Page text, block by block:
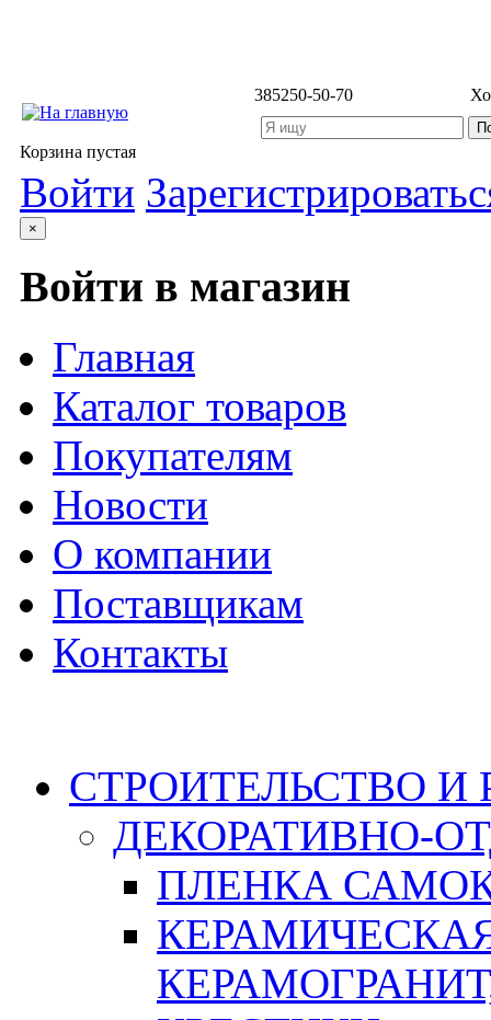
385250-50-70
Корзина пустая
Войти
×
Войти в магазин
Главная
Каталог товаров
Покупателям
Новости
О компании
Поставщикам
Контакты
СТРОИТЕЛЬСТВО И
ДЕКОРАТИВНО-
ПЛЕНКА